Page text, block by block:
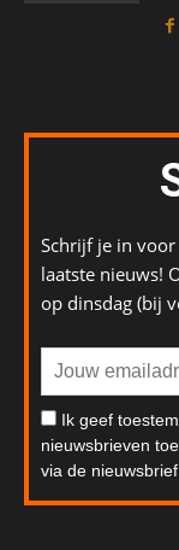
Schrijf je in
laatste nieuws!
op dinsdag (bij
Ik geef
nieuwsbrieven
via de nieuwsbrief.